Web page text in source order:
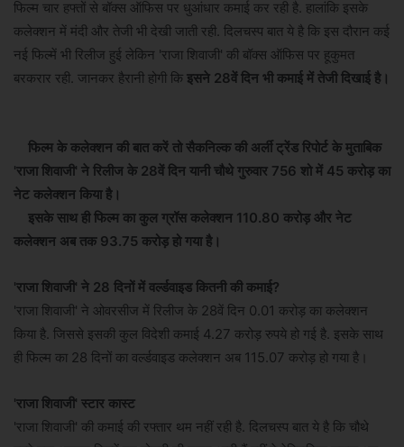
फिल्म चार हफ्तों से बॉक्स ऑफिस पर धुआंधार कमाई कर रही है. हालांकि इसके
कलेक्शन में मंदी और तेजी भी देखी जाती रही. दिलचस्प बात ये है कि इस दौरान कई
नई फिल्में भी रिलीज हुई लेकिन 'राजा शिवाजी' की बॉक्स ऑफिस पर हूकुमत
बरकरार रही. जानकर हैरानी होगी कि इसने 28वें दिन भी कमाई में तेजी दिखाई है।
फिल्म के कलेक्शन की बात करें तो सैकनिल्क की अर्ली ट्रेंड रिपोर्ट के मुताबिक
'राजा शिवाजी' ने रिलीज के 28वें दिन यानी चौथे गुरुवार 756 शो में 45 करोड़ का
नेट कलेक्शन किया है।
इसके साथ ही फिल्म का कुल ग्रॉस कलेक्शन 110.80 करोड़ और नेट
कलेक्शन अब तक 93.75 करोड़ हो गया है।
'राजा शिवाजी' ने 28 दिनों में वर्ल्डवाइड कितनी की कमाई?
'राजा शिवाजी' ने ओवरसीज में रिलीज के 28वें दिन 0.01 करोड़ का कलेक्शन
किया है. जिससे इसकी कुल विदेशी कमाई 4.27 करोड़ रुपये हो गई है. इसके साथ
ही फिल्म का 28 दिनों का वर्ल्डवाइड कलेक्शन अब 115.07 करोड़ हो गया है।
'राजा शिवाजी' स्टार कास्ट
'राजा शिवाजी' की कमाई की रफ्तार थम नहीं रही है. दिलचस्प बात ये है कि चौथे